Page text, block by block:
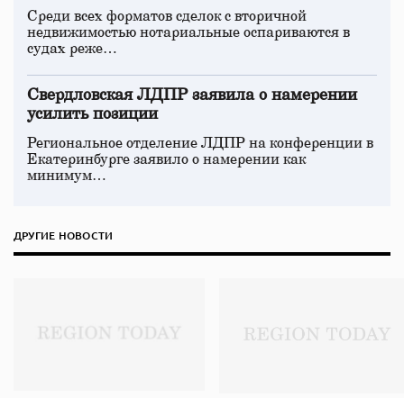
Среди всех форматов сделок с вторичной
недвижимостью нотариальные оспариваются в
судах реже…
Свердловская ЛДПР заявила о намерении
усилить позиции
Региональное отделение ЛДПР на конференции в
Екатеринбурге заявило о намерении как
минимум…
ДРУГИЕ НОВОСТИ